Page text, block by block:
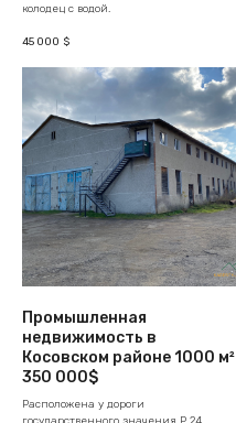
колодец с водой.
45 000 $
Промышленная
недвижимость в
Косовском районе 1000 м²
350 000$
Расположена у дороги